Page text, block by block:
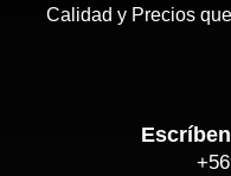
Calidad y Precios